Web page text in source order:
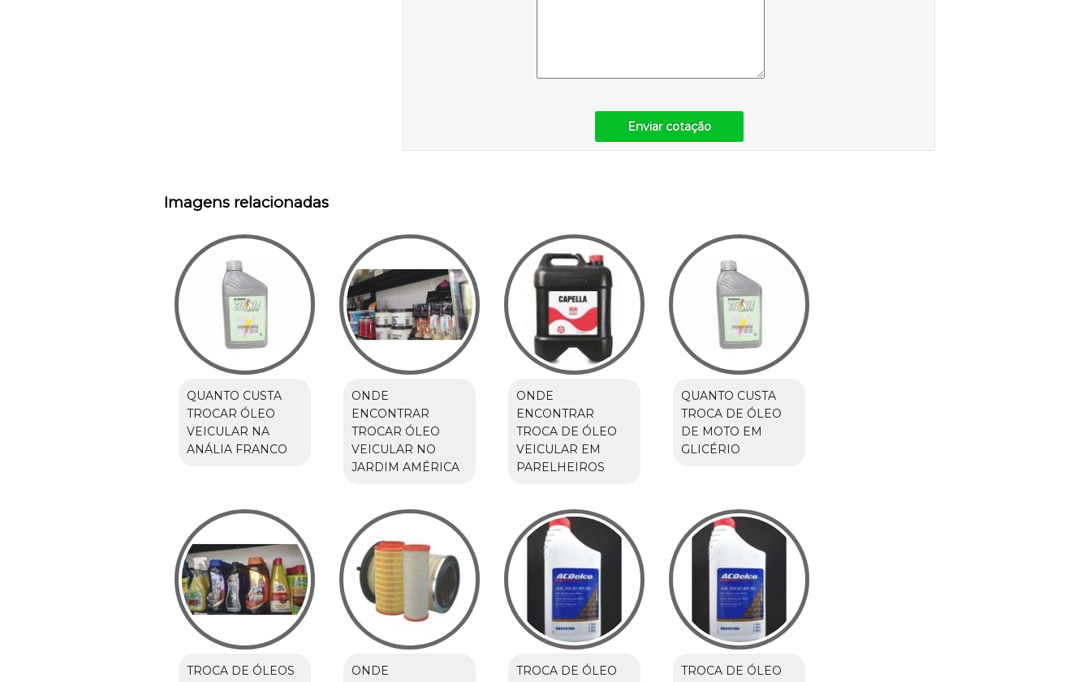
Enviar cotação
Imagens relacionadas
QUANTO CUSTA
TROCAR ÓLEO
VEICULAR NA
ANÁLIA FRANCO
ONDE
ENCONTRAR
TROCAR ÓLEO
VEICULAR NO
JARDIM AMÉRICA
ONDE
ENCONTRAR
TROCA DE ÓLEO
VEICULAR EM
PARELHEIROS
QUANTO CUSTA
TROCA DE ÓLEO
DE MOTO EM
GLICÉRIO
TROCA DE ÓLEOS
ONDE
TROCA DE ÓLEO
TROCA DE ÓLEO